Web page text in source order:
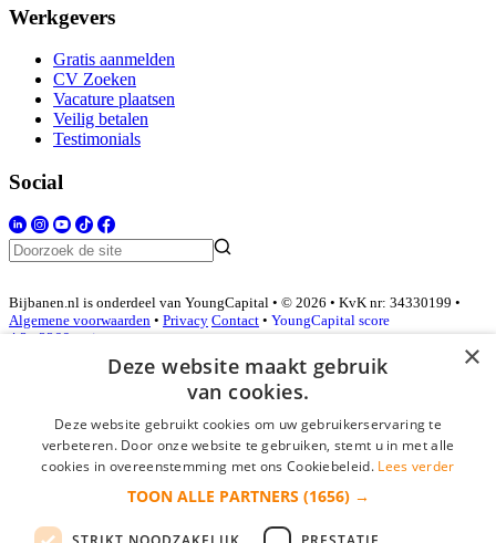
Werkgevers
Gratis aanmelden
CV Zoeken
Vacature plaatsen
Veilig betalen
Testimonials
Social
Bijbanen.nl is onderdeel van YoungCapital • © 2026 • KvK nr: 34330199 •
Algemene voorwaarden • Privacy Contact • YoungCapital score
4.3 - 3366 reviews
Inloggen als bedrijf
*
×
Deze website maakt gebruik
van cookies.
Deze website gebruikt cookies om uw gebruikerservaring te
verbeteren. Door onze website te gebruiken, stemt u in met alle
cookies in overeenstemming met ons Cookiebeleid. Lees verder
TOON ALLE PARTNERS (1656) →